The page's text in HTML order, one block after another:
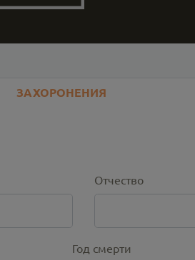
ЗАХОРОНЕНИЯ
Отчество
Год смерти